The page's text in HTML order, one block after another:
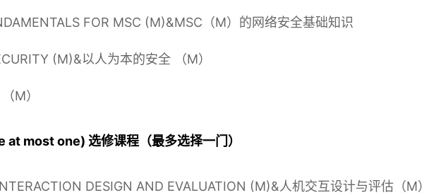
FOR MSC (M)&MSC（M）的网络安全基础知识
(M)&以人为本的安全 （M）
M）
most one) 选修课程（最多选择一门）
DESIGN AND EVALUATION (M)&人机交互设计与评估（M）